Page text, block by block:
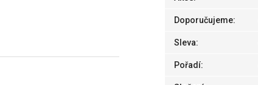
Doporučujeme:
Sleva:
Pořadí: